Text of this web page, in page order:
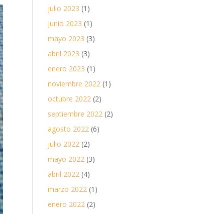
julio 2023 (1)
junio 2023 (1)
mayo 2023 (3)
abril 2023 (3)
enero 2023 (1)
noviembre 2022 (1)
octubre 2022 (2)
septiembre 2022 (2)
agosto 2022 (6)
julio 2022 (2)
mayo 2022 (3)
abril 2022 (4)
marzo 2022 (1)
enero 2022 (2)